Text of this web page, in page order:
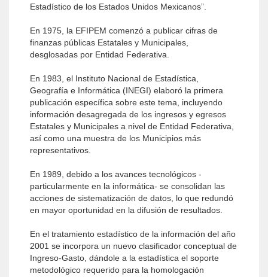
Estadístico de los Estados Unidos Mexicanos”.
En 1975, la EFIPEM comenzó a publicar cifras de
finanzas públicas Estatales y Municipales,
desglosadas por Entidad Federativa.
En 1983, el Instituto Nacional de Estadística,
Geografía e Informática (INEGI) elaboró la primera
publicación específica sobre este tema, incluyendo
información desagregada de los ingresos y egresos
Estatales y Municipales a nivel de Entidad Federativa,
así como una muestra de los Municipios más
representativos.
En 1989, debido a los avances tecnológicos -
particularmente en la informática- se consolidan las
acciones de sistematización de datos, lo que redundó
en mayor oportunidad en la difusión de resultados.
En el tratamiento estadístico de la información del año
2001 se incorpora un nuevo clasificador conceptual de
Ingreso-Gasto, dándole a la estadística el soporte
metodológico requerido para la homologación